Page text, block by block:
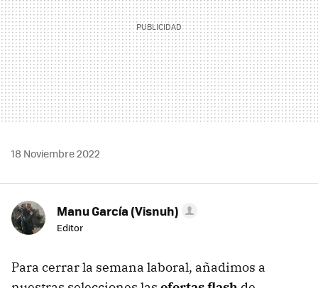
18 Noviembre 2022
Manu García (Visnuh)
Editor
Para cerrar la semana laboral, añadimos a